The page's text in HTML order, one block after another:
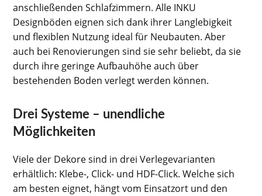
anschließenden Schlafzimmern. Alle INKU
Designböden eignen sich dank ihrer Langlebigkeit
und flexiblen Nutzung ideal für Neubauten. Aber
auch bei Renovierungen sind sie sehr beliebt, da sie
durch ihre geringe Aufbauhöhe auch über
bestehenden Boden verlegt werden können.
Drei Systeme – unendliche
Möglichkeiten
Viele der Dekore sind in drei Verlegevarianten
erhältlich: Klebe-, Click- und HDF-Click. Welche sich
am besten eignet, hängt vom Einsatzort und den